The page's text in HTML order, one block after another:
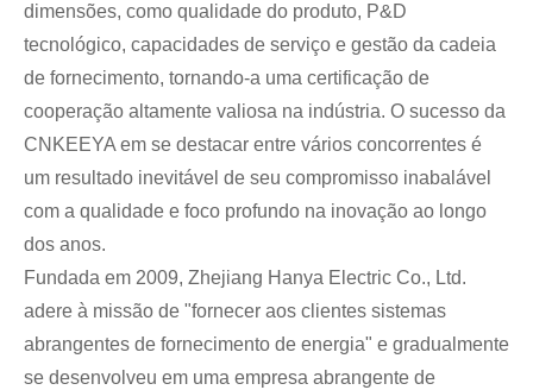
dimensões, como qualidade do produto, P&D
tecnológico, capacidades de serviço e gestão da cadeia
de fornecimento, tornando-a uma certificação de
cooperação altamente valiosa na indústria. O sucesso da
CNKEEYA em se destacar entre vários concorrentes é
um resultado inevitável de seu compromisso inabalável
com a qualidade e foco profundo na inovação ao longo
dos anos.
Fundada em 2009, Zhejiang Hanya Electric Co., Ltd.
adere à missão de "fornecer aos clientes sistemas
abrangentes de fornecimento de energia" e gradualmente
se desenvolveu em uma empresa abrangente de